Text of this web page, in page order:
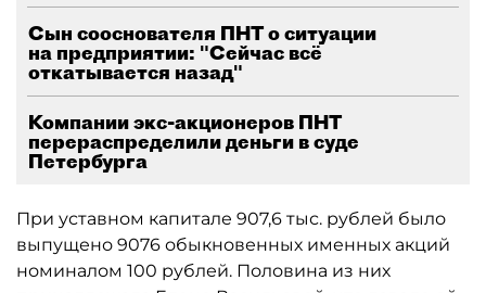
Сын сооснователя ПНТ о ситуации
на предприятии: "Сейчас всё
откатывается назад"
Компании экс-акционеров ПНТ
перераспределили деньги в суде
Петербурга
При уставном капитале 907,6 тыс. рублей было
выпущено 9076 обыкновенных именных акций
номиналом 100 рублей. Половина из них